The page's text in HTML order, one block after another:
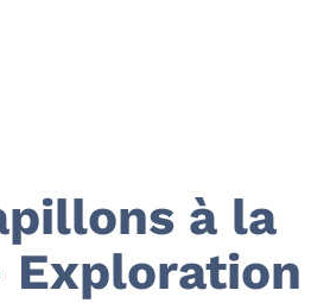
à la
Exploration